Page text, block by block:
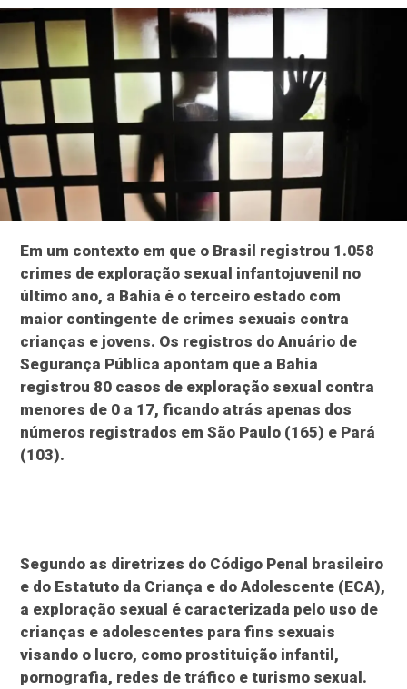
Em um contexto em que o Brasil registrou 1.058
crimes de exploração sexual infantojuvenil no
último ano, a Bahia é o terceiro estado com
maior contingente de crimes sexuais contra
crianças e jovens. Os registros do Anuário de
Segurança Pública apontam que a Bahia
registrou 80 casos de exploração sexual contra
menores de 0 a 17, ficando atrás apenas dos
números registrados em São Paulo (165) e Pará
(103).
Segundo as diretrizes do Código Penal brasileiro
e do Estatuto da Criança e do Adolescente (ECA),
a exploração sexual é caracterizada pelo uso de
crianças e adolescentes para fins sexuais
visando o lucro, como prostituição infantil,
pornografia, redes de tráfico e turismo sexual.